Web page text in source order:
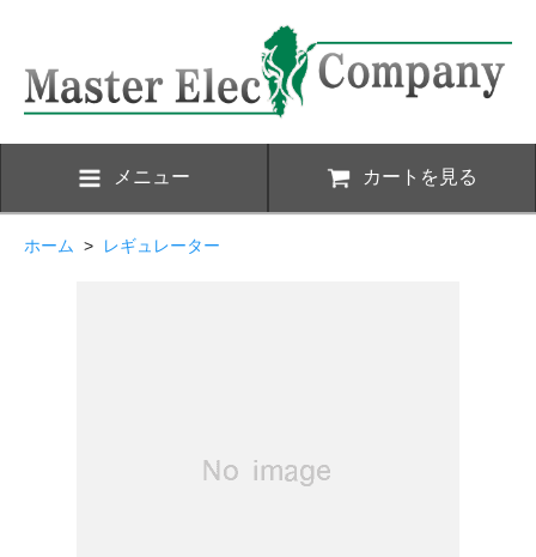
メニュー カートを見る
ホーム > レギュレーター